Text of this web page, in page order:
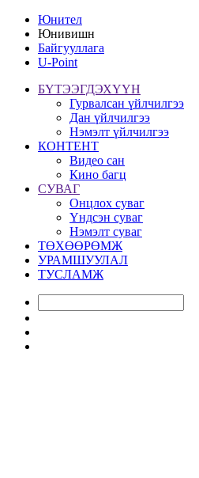
Юнител
Юнивишн
Байгууллага
U-Point
БҮТЭЭГДЭХҮҮН
Гурвалсан үйлчилгээ
Дан үйлчилгээ
Нэмэлт үйлчилгээ
КОНТЕНТ
Видео сан
Кино багц
СУВАГ
Онцлох суваг
Үндсэн суваг
Нэмэлт суваг
ТӨХӨӨРӨМЖ
УРАМШУУЛАЛ
ТУСЛАМЖ